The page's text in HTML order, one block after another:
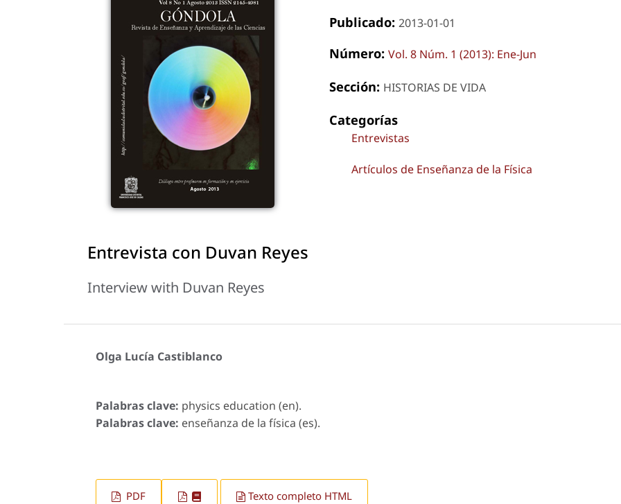
Publicado: 2013-01-01
Número: Vol. 8 Núm. 1 (2013): Ene-Jun
Sección: HISTORIAS DE VIDA
Categorías
Entrevistas
Artículos de Enseñanza de la Física
Entrevista con Duvan Reyes
Interview with Duvan Reyes
Olga Lucía Castiblanco
Palabras clave: physics education (en).
Palabras clave: enseñanza de la física (es).
PDF Texto completo HTML